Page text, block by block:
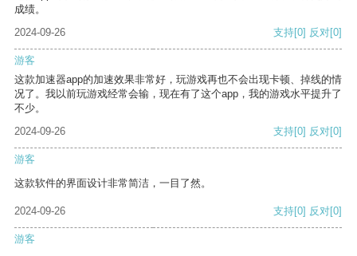
成绩。
2024-09-26
支持[0] 反对[0]
游客
这款加速器app的加速效果非常好，玩游戏再也不会出现卡顿、掉线的情
况了。我以前玩游戏经常会输，现在有了这个app，我的游戏水平提升了
不少。
2024-09-26
支持[0] 反对[0]
游客
这款软件的界面设计非常简洁，一目了然。
2024-09-26 支持[0] 反对[0]
游客